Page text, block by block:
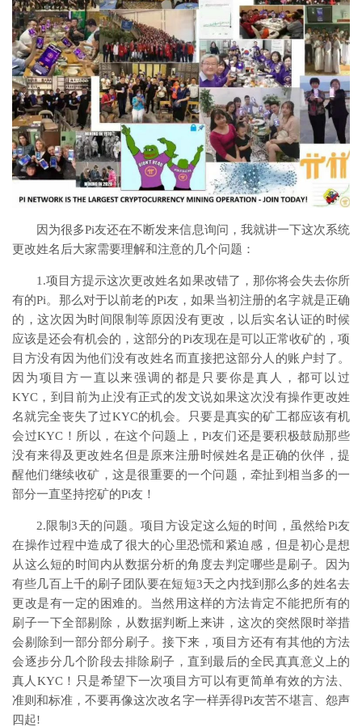
因为很多Pi友还在不断发来信息询问，我就讲一下这次系统
更改姓名后大家需要理解和注意的几个问题：
1.项目方提示这次更改姓名如果改错了，那你将会失去你所
有的Pi。那么对于以前老的Pi友，如果当初注册的名字就是正确
的，这次因为时间限制等原因没有更改，以后实名认证的时候
应该是还会有机会的，这部分的Pi友现在是可以正常收矿的，项
目方没有因为他们没有改姓名而直接把这部分人的账户封了。
因为项目方一直以来强调的都是只要你是真人，都可以过
KYC，到目前为止没有正式的发文说如果这次没有操作更改姓
名就完全丧失了过KYC的机会。只要是真实的矿工都应该有机
会过KYC！所以，在这个问题上，Pi友们还是要积极鼓励那些
没有来得及更改姓名但是原来注册时候姓名是正确的伙伴，提
醒他们继续收矿，这是很重要的一个问题，牵扯到相当多的一
部分一直坚持挖矿的Pi友！
2.限制3天的问题。项目方设定这么短的时间，虽然给Pi友
在操作过程中造成了很大的心里恐慌和紧迫感，但是初心是想
从这么短的时间内从数据分析的角度去判定哪些是刷子。因为
有些几百上千的刷子团队要在短短3天之内找到那么多的姓名去
更改是有一定的困难的。当然用这样的方法肯定不能把所有的
刷子一下全部剔除，从数据判断上来讲，这次的突然限时举措
会剔除到一部分部分刷子。接下来，项目方还有有其他的方法
会逐步分几个阶段去排除刷子，直到最后的全民真真意义上的
真人KYC！只是希望下一次项目方可以有更简单有效的方法、
准则和标准，不要再像这次改名字一样弄得Pi友苦不堪言、怨声
四起!